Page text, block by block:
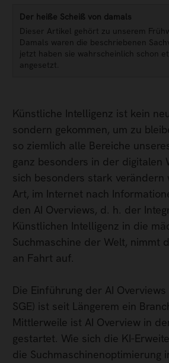
Der heiße Scheiß von damals
Dieser Artikel gehört zu unserem
Damals waren die beschriebenen
jetzt haben sie wahrscheinlich schon
angesetzt.
Künstliche Intelligenz ist kein
sondern gekommen, um zu
so ziemlich alle Bereiche
ganz besonders in der digitalen
sich besonders stark verändern
Art, im Internet nach
den AI Overviews, d. h. der
Künstlichen Intelligenz in die
Suchmaschine der Welt, nimmt
an Fahrt auf.
Die Einführung der AI
SGE) ist seit Längerem ein
Mittlerweile ist AI Overview in
gestartet. Wie sich die KI-
die Suchmaschinenoptimierung